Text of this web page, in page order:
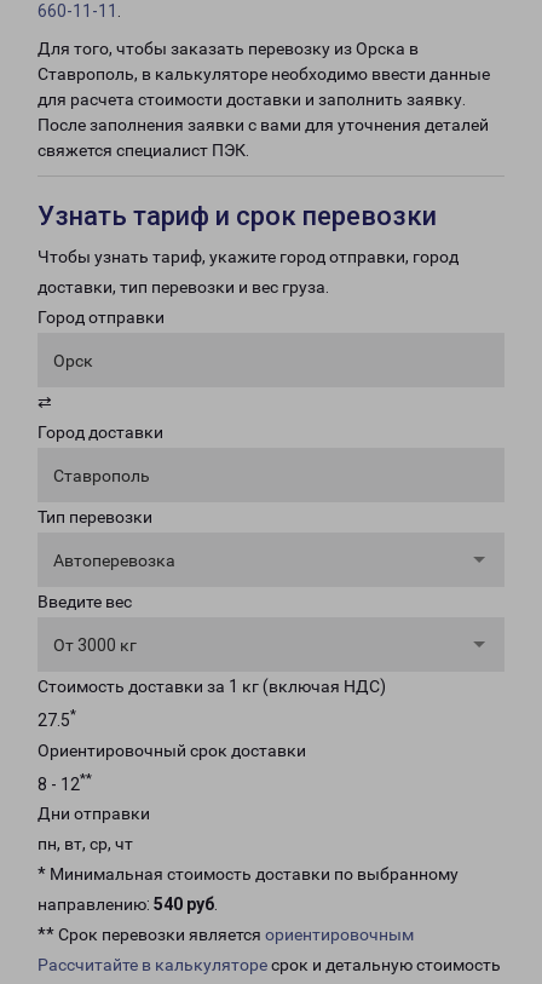
660-11-11
Для того, чтобы заказать перевозку из Орска в
Ставрополь, в калькуляторе необходимо ввести данные
для расчета стоимости доставки и заполнить заявку.
После заполнения заявки с вами для уточнения деталей
свяжется специалист ПЭК.
Узнать тариф и срок перевозки
Чтобы узнать тариф, укажите город отправки, город
доставки, тип перевозки и вес груза.
Город отправки
Орск
⇄
Город доставки
Ставрополь
Тип перевозки
Автоперевозка
Введите вес
От 3000 кг
Стоимость доставки за 1 кг (включая НДС)
27.5*
Ориентировочный срок доставки
8 - 12**
Дни отправки
пн, вт, ср, чт
* Минимальная стоимость доставки по выбранному
направлению: 540 руб.
** Срок перевозки является ориентировочным
Рассчитайте в калькуляторесрок и детальную стоимость